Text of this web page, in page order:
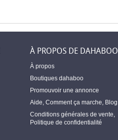
À PROPOS DE DAHABOO
À propos
Boutiques dahaboo
Promouvoir une annonce
Aide Comment ça marche Blog
Conditions générales de vente
Politique de confidentialité